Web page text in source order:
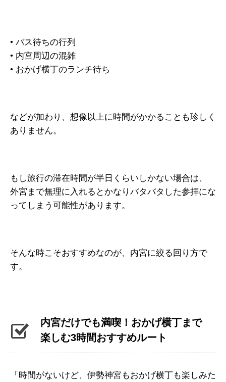
• バス待ちの行列
• 内宮周辺の混雑
• おかげ横丁のランチ待ち
などが加わり、想像以上に時間がかかることも珍しく
ありません。
もし旅行の滞在時間が半日くらいしかない場合は、
外宮まで無理に入れるとかなりバタバタした参拝にな
ってしまう可能性があります。
そんな時こそおすすめなのが、内宮に絞る回り方で
す。
内宮だけでも満喫！おかげ横丁まで
楽しむ3時間おすすめルート
「時間がないけど、伊勢神宮もおかげ横丁も楽しみた